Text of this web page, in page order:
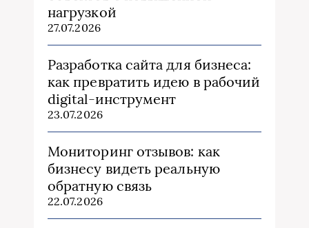
нагрузкой
27.07.2026
Разработка сайта для бизнеса:
как превратить идею в рабочий
digital-инструмент
23.07.2026
Мониторинг отзывов: как
бизнесу видеть реальную
обратную связь
22.07.2026